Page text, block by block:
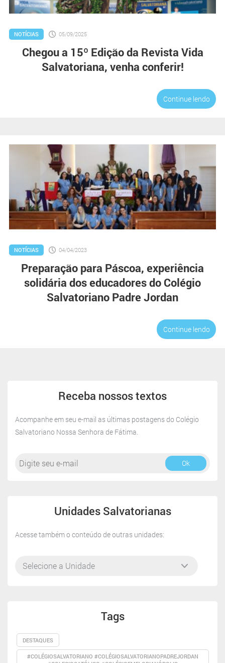
NOTÍCIAS 05/09/2025
Chegou a 15º Edição da Revista Vida
Salvatoriana, venha conferir!
Continue lendo
NOTÍCIAS 04/04/2023
Preparação para Páscoa, experiência
solidária dos educadores do Colégio
Salvatoriano Padre Jordan
Continue lendo
Receba nossos textos
Acompanhe em seu e-mail as últimas postagens do Colégio
Salvatoriano Nossa Senhora de Fátima.
Ok
Unidades Salvatorianas
Acesse também o conteúdo de outras unidades:
Tags
DESTAQUES
#COLÉGIOSALVATORIANO #COLÉGIOSALVATORIANOPADREJORDAN